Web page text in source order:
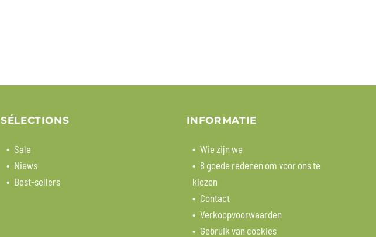
SÉLECTIONS
Sale
Niews
Best-sellers
INFORMATIE
Wie zijn we
8 goede redenen om voor ons te
kiezen
Contact
Verkoopvoorwaarden
Gebruik van cookies